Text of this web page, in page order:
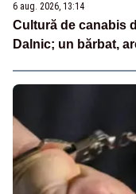
6 aug. 2026, 13:14
Cultură de canabis
Dalnic; un bărbat,